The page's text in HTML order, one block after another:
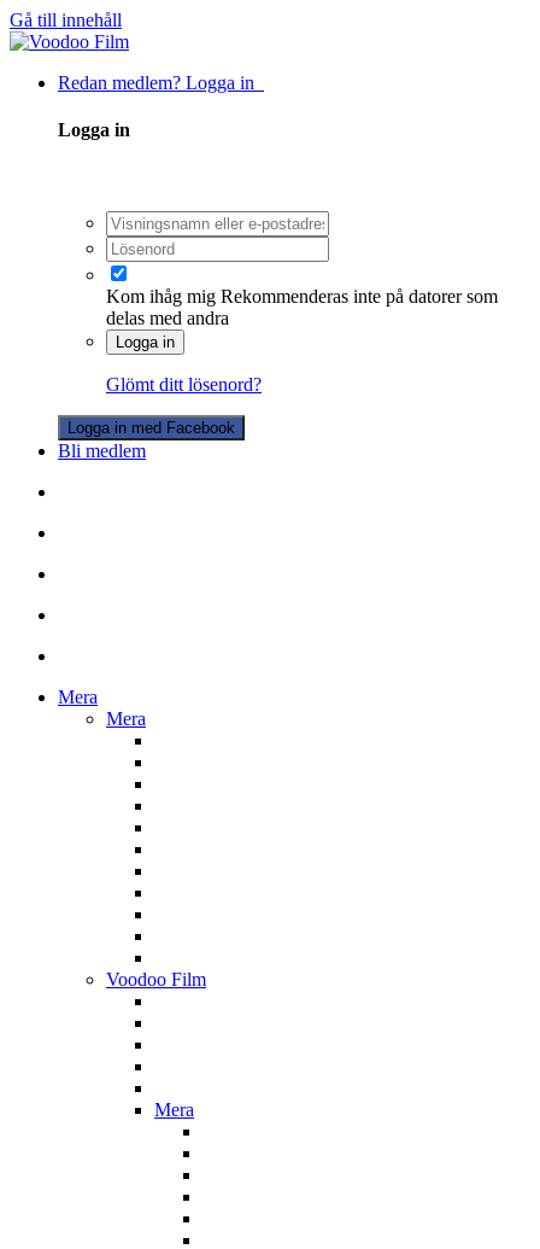
Gå till innehåll
Redan medlem? Logga in
Logga in
Kom ihåg mig Rekommenderas inte på datorer som
delas med andra
Logga in
Glömt ditt lösenord?
Logga in med Facebook
Bli medlem
Mera
Mera
Voodoo Film
Mera